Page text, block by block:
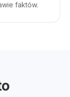
faktów.